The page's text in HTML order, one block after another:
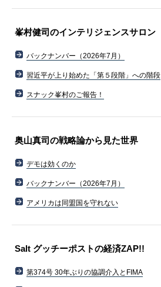
峯村健司のインテリジェンスサロン
バックナンバー（2026年7月）
習近平が上り始めた「第５段階」への階段
スナック峯村のご報告！
奥山真司の戦略論から見た世界
デモは効くのか
バックナンバー（2026年7月）
アメリカは同盟国を守れない
Salt グッチーポストの経済ZAP!!
第374号 30年ぶりの協調介入とFIMA